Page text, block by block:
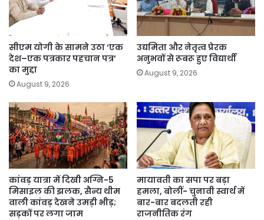
सीएम योगी के सामने उठा ‘एक
देश–एक पत्रकार पहचान पत्र’
का मुद्दा
August 9, 2026
उद्यमिता और नेतृत्व प्रेरक
अनुभवों से रूबरू हुए विद्यार्थी
August 9, 2026
कांवड़ यात्रा में दिखी अग्नि-5
मिसाइल की झलक, सैन्य थीम
वाली कांवड़ देखने उमड़ी भीड़;
सड़कों पर लगा जाम
मायावती का सपा पर बड़ा
हमला, बोलीं- चुनावी स्वार्थ में
बार-बार बदलती रही
राजनीतिक रंग